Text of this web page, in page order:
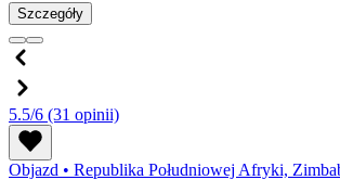
Szczegóły
5.5/6 (31 opinii)
Objazd • Republika Południowej Afryki,